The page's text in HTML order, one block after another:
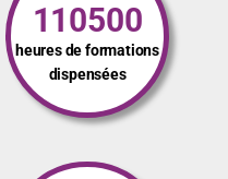
110500
heures de formations
dispensées